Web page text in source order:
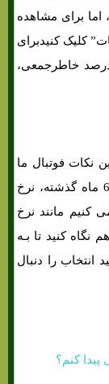
اما برای مشاهده
کلیک کنیدبرای
درصد خاطرجمعی،
نکات فوتبال ما
مشاهده کنید.بـه سود سهام در سطح تیتر در 6 ماه گذشته، نرخ
کنیم مانند نرخ
کنید تا بـه
انتخاب را دنبال